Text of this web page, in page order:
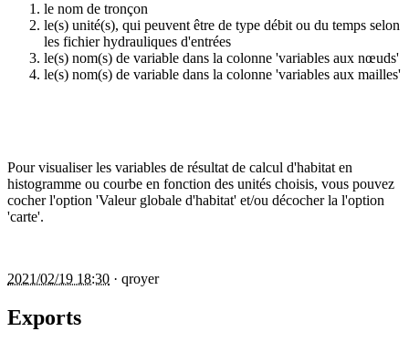
le nom de tronçon
le(s) unité(s), qui peuvent être de type débit ou du temps selon
les fichier hydrauliques d'entrées
le(s) nom(s) de variable dans la colonne 'variables aux nœuds'
le(s) nom(s) de variable dans la colonne 'variables aux mailles'
Pour visualiser les variables de résultat de calcul d'habitat en
histogramme ou courbe en fonction des unités choisis, vous pouvez
cocher l'option 'Valeur globale d'habitat' et/ou décocher la l'option
'carte'.
2021/02/19 18:30 · qroyer
Exports